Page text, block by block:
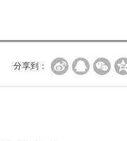
分享到：